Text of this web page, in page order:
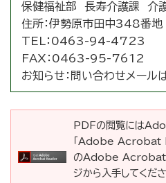
保健福祉部 長寿介護課 介
住所：伊勢原市田中348番地
TEL： 0463-94-4723
FAX： 0463-95-7612
お知らせ： 問い合わせメール
PDFの閲覧には
「Adobe Acrobat
のAdobe Acrobat
ジから入手してくださ